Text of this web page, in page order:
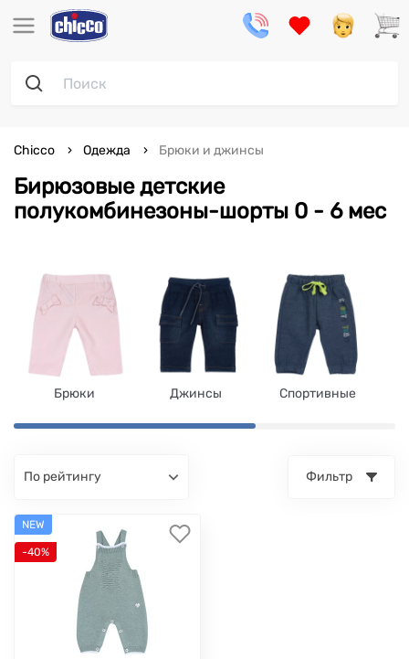
Бирюзовые детские
полукомбинезоны-шорты 0 - 6 мес
Chicco Одежда Брюки и джинсы
Брюки Джинсы Спортивные
по рейтингу Фильтр
NEW
-40%